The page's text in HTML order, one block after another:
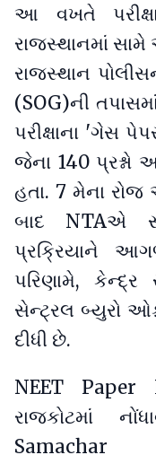
આ વખતે
રાજસ્થાનમાં
રાજસ્થાન
(SOG)ની
પરીક્ષાના 'ગેસ
જેના 140
હતા. 7 મેના
બાદ NTAએ
પ્રક્રિયાને
પરિણામે,
સેન્ટ્રલ બ્યુરો
દીધી છે.
NEET Paper
રાજકોટમાં
Samachar